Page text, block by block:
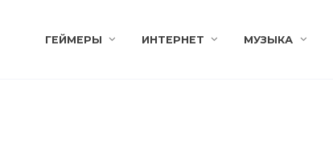
ГЕЙМЕРЫ ИНТЕРНЕТ МУЗЫКА